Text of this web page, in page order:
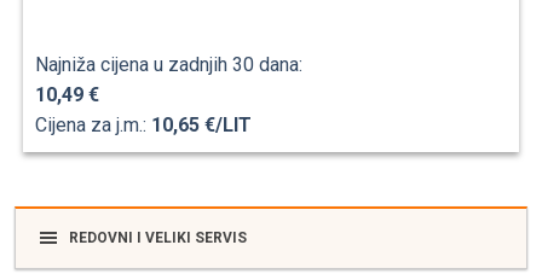
Najniža cijena u zadnjih 30 dana:
10,49 €
Cijena za j.m.: 10,65 €/LIT
REDOVNI I VELIKI SERVIS